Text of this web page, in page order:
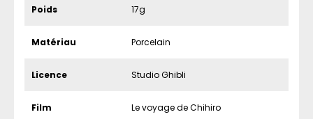
Poids 17g
Matériau Porcelain
Licence Studio Ghibli
Film Le voyage de Chihiro